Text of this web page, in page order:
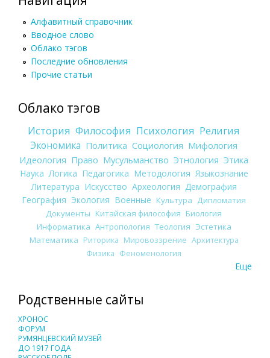
Алфавитный справочник
Вводное слово
Облако тэгов
Последние обновления
Прочие статьи
Облако тэгов
История Философия Психология Религия
Экономика Политика Социология Мифология
Идеология Право Мусульманство Этнология Этика
Наука Логика Педагогика Методология Языкознание
Литература Искусство Археология Демография
География Экология Военные Культура
Дипломатия
Документы Китайская философия Биология
Информатика Антропология Теология Эстетика
Математика Риторика Мировоззрение Архитектура
Физика Феноменология
Еще
Родственные сайты
ХРОНОС
ФОРУМ
РУМЯНЦЕВСКИЙ МУЗЕЙ
ДО 1917 ГОДА